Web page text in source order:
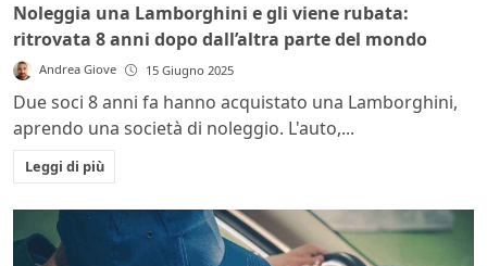
Noleggia una Lamborghini e gli viene rubata:
ritrovata 8 anni dopo dall’altra parte del mondo
Andrea Giove 15 Giugno 2025
Due soci 8 anni fa hanno acquistato una Lamborghini,
aprendo una società di noleggio. L'auto,...
Leggi di più